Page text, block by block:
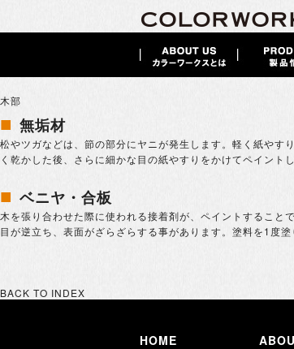
木部
■ 無垢材
松やツガなどは、節の部分にヤニが発生します。軽く紙やす
く乾かした後、さらに細かな目の紙やすりをかけてペイントし
■ ベニヤ・合板
木を張り合わせた際に使われる接着剤が、ペイントすること
目が逆立ち、表面がざらざらする事があります。塗料を1度
BACK TO INDEX
HOME